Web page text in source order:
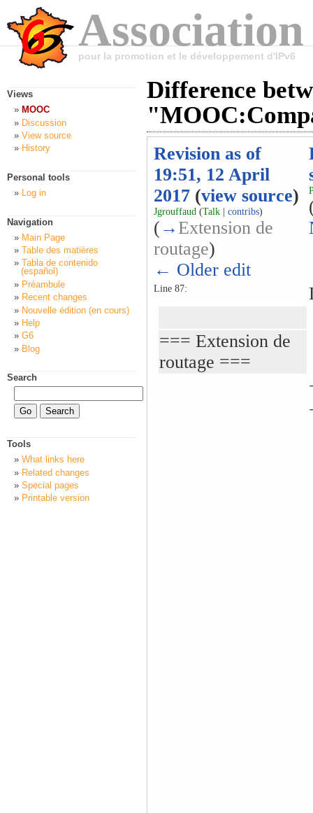
pour la promotion et le développement d'IPv6
Difference
Revision as of
19:51, 12 April
2017 (view source)
Jgrouffaud (Talk contribs)
( → Extension de
routage)
← Older edit
Line 87:
=== Extension de
routage ===
Views
MOOC
Discussion
View source
History
Personal tools
Log in
Navigation
Main Page
Table des matières
Tabla de contenido
(español)
Préambule
Recent changes
Nouvelle édition (en cours)
Help
G6
Blog
Search
Tools
What links here
Related changes
Special pages
Printable version